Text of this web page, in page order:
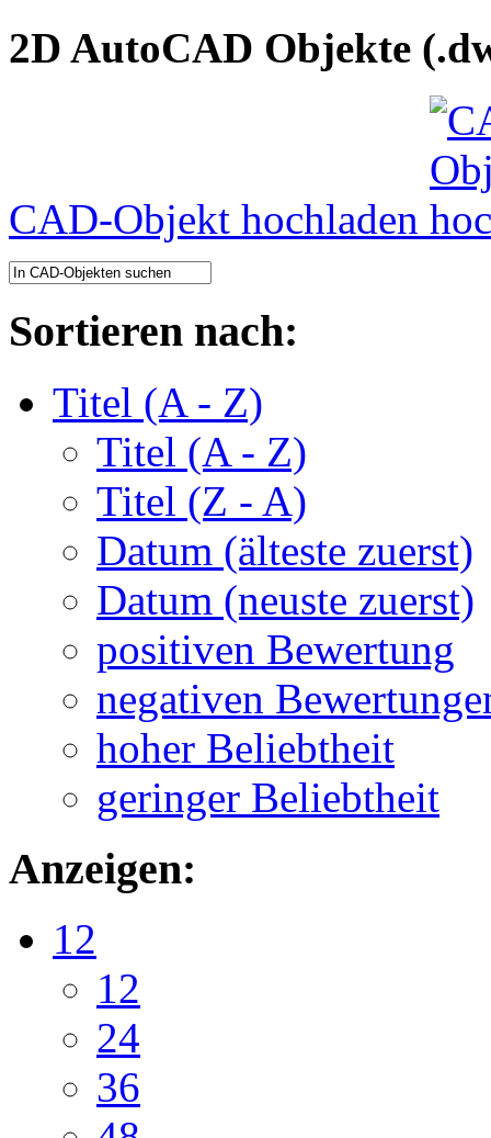
2D AutoCAD Objekte
CAD-Objekt hochladen
Sortieren nach:
Titel (A - Z)
Titel (A - Z)
Titel (Z - A)
Datum (älteste zuerst)
Datum (neuste zuerst)
positiven Bewertung
negativen
hoher Beliebtheit
geringer Beliebtheit
Anzeigen:
12
12
24
36